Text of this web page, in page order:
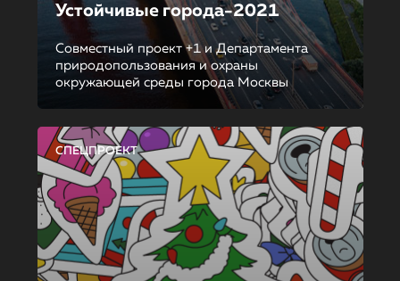
Устойчивые города-2021
Совместный проект +1 и Департамента
природопользования и охраны
окружающей среды города Москвы
СПЕЦПРОЕКТ